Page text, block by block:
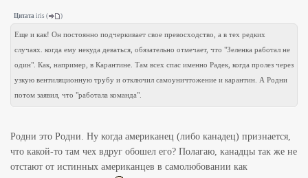
Цитата iris ( )
Еще и как! Он постоянно подчеркивает свое превосходство, а в тех редких
случаях. когда ему некуда деваться, обязательно отмечает, что "Зеленка работал не
один". Как, например, в Карантине. Там всех спас именно Радек, когда пролез через
узкую вентиляционную трубу и отключил самоуничтожение и карантин. А Родни
потом заявил, что "работала команда".
Родни это Родни. Ну когда американец (либо канадец) признается,
что какой-то там чех вдруг обошел его? Полагаю, канадцы так же не
отстают от истинных американцев в самолюбовании как